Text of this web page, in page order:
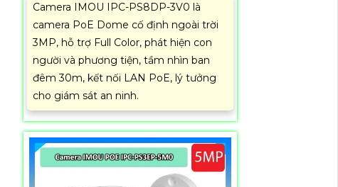
Camera IMOU IPC-PS8DP-3V0 là
camera PoE Dome cố định ngoài trời
3MP, hỗ trợ Full Color, phát hiện con
người và phương tiện, tầm nhìn ban
đêm 30m, kết nối LAN PoE, lý tưởng
cho giám sát an ninh.